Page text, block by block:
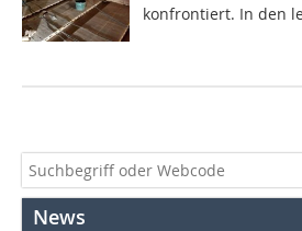
konfrontiert. In den
News